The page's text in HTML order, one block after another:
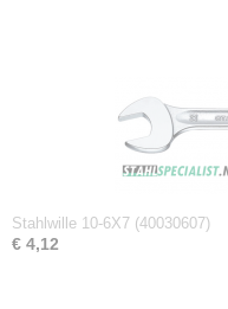
Stahlwille 10-6X7 (40030607)
€ 4,12